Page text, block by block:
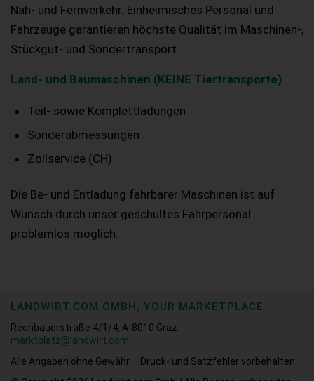
Nah- und Fernverkehr. Einheimisches Personal und
Fahrzeuge garantieren höchste Qualität im Maschinen-,
Stückgut- und Sondertransport.
Land- und Baumaschinen (KEINE Tiertransporte)
Teil- sowie Komplettladungen
Sonderabmessungen
Zollservice (CH)
Die Be- und Entladung fahrbarer Maschinen ist auf
Wunsch durch unser geschultes Fahrpersonal
problemlos möglich.
LANDWIRT.COM GMBH, YOUR MARKETPLACE
Rechbauerstraße 4/1/4, A-8010 Graz
marktplatz@landwirt.com
Alle Angaben ohne Gewähr – Druck- und Satzfehler vorbehalten.